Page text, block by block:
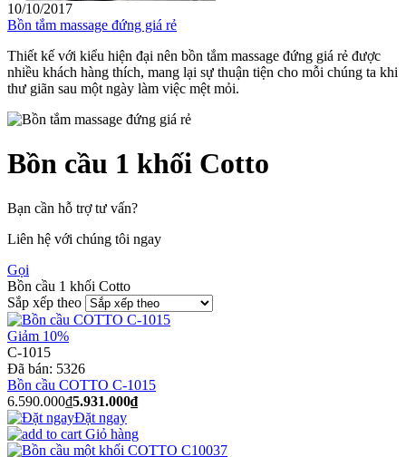
10/10/2017
Bồn tắm massage đứng giá rẻ
Thiết kế với kiểu hiện đại nên bồn tắm massage đứng giá rẻ được
nhiều khách hàng thích, mang lại sự thuận tiện cho mỗi chúng ta khi
thư giãn sau một ngày làm việc mệt mỏi.
Bồn cầu 1 khối Cotto
Bạn cần hỗ trợ tư vấn?
Liên hệ với chúng tôi ngay
Gọi
Bồn cầu 1 khối Cotto
Sắp xếp theo
Giảm 10%
C-1015
Đã bán: 5326
Bồn cầu COTTO C-1015
6.590.000₫5.931.000₫
Đặt ngay
Giỏ hàng